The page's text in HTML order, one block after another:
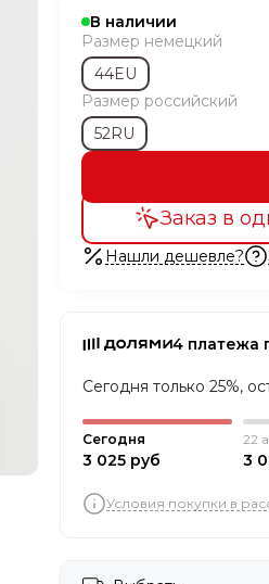
В наличии
Размер немецкий
44EU
Размер российский
52RU
Заказ в
Нашли дешевле?
4 платежа
Сегодня только 25%,
Сегодня
3 025 руб
22
3
Условия покупки в